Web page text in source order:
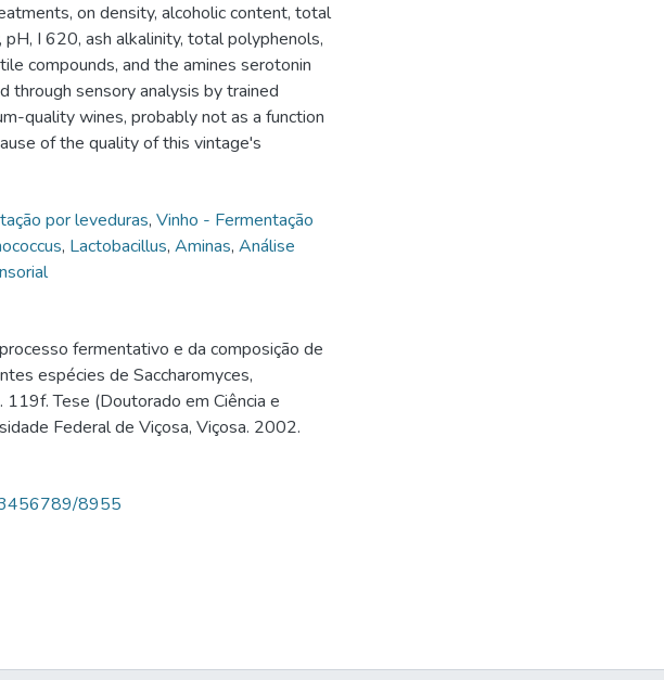
on density, alcoholic content, total
I 620, ash alkalinity, total polyphenols,
compounds, and the amines serotonin
through sensory analysis by trained
quality wines, probably not as a function
of the quality of this vintage's
por leveduras, Vinho - Fermentação
, Lactobacillus, Aminas, Análise
fermentativo e da composição de
espécies de Saccharomyces,
Tese (Doutorado em Ciência e
Federal de Viçosa, Viçosa. 2002.
8955